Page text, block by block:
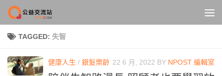
Skip to content
TAGGED: 失智
健康人生 / 銀髮樂齡 22 6 月, 2022 BY NPOST 編輯室